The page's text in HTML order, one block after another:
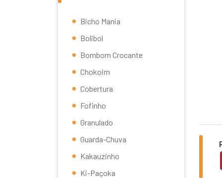
Bicho Mania
Bolibol
Bombom Crocante
Chokoim
Cobertura
Fofinho
Granulado
Guarda-Chuva
Kakauzinho
Ki-Paçoka